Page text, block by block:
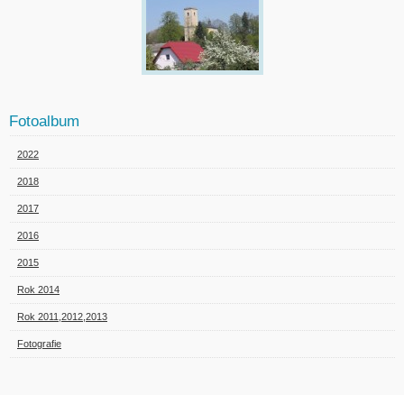
Fotoalbum
2022
2018
2017
2016
2015
Rok 2014
Rok 2011,2012,2013
Fotografie